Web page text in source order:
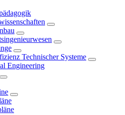
Technischer Systeme
Engineering